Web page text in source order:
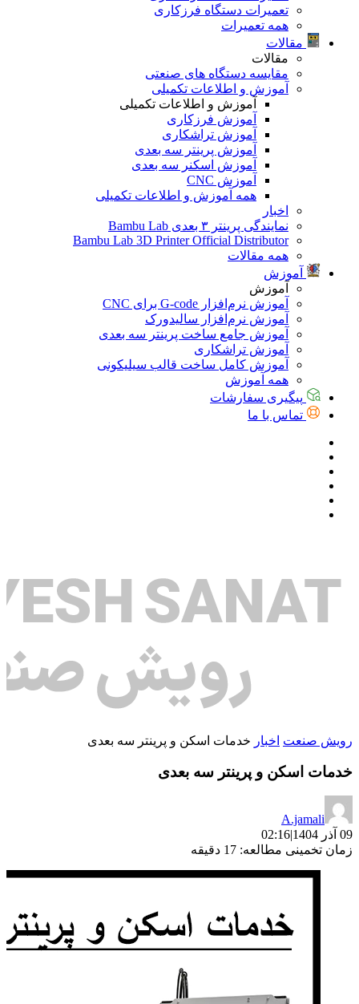
تعمیرات دستگاه فرزکاری
همه تعمیرات
مقالات
مقالات
مقایسه دستگاه های صنعتی
آموزش و اطلاعات تکمیلی
آموزش و اطلاعات تکمیلی
آموزش فرزکاری
آموزش تراشکاری
آموزش پرینتر سه بعدی
آموزش اسکنر سه بعدی
آموزش CNC
همه آموزش و اطلاعات تکمیلی
اخبار
نمایندگی پرینتر ۳ بعدی Bambu Lab
Bambu Lab 3D Printer Official Distributor
همه مقالات
آموزش
آموزش
آموزش نرم‌افزار G-code برای CNC
آموزش نرم‌افزار سالیدورک
آموزش جامع ساخت پرینتر سه بعدی
آموزش تراشکاری
آموزش کامل ساخت قالب سیلیکونی
همه آموزش
پیگیری سفارشات
تماس با ما
رویش صنعت اخبار خدمات اسکن و پرینتر سه‌ بعدی
خدمات اسکن و پرینتر سه‌ بعدی
A.jamali
09 آذر 1404
|
02:16
زمان تخمینی مطالعه: 17 دقیقه